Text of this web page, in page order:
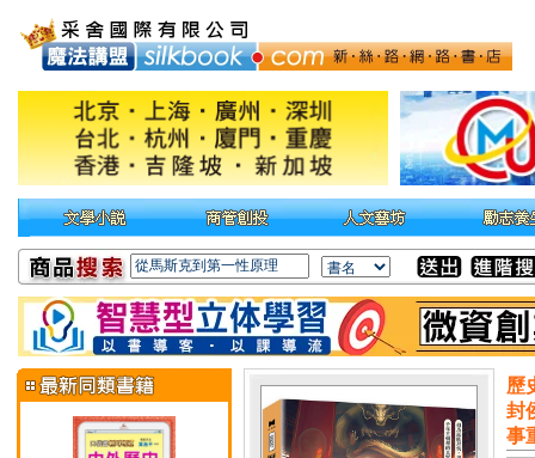
歷
封
事